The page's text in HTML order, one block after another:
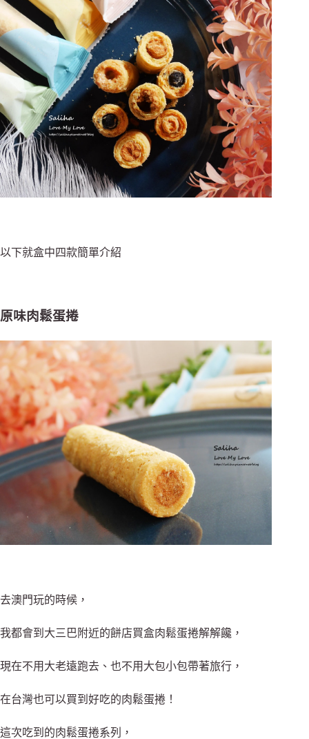
以下就盒中四款簡單介紹
原味肉鬆蛋捲
去澳門玩的時候，
我都會到大三巴附近的餅店買盒肉鬆蛋捲解解饞，
現在不用大老遠跑去、也不用大包小包帶著旅行，
在台灣也可以買到好吃的肉鬆蛋捲！
這次吃到的肉鬆蛋捲系列，